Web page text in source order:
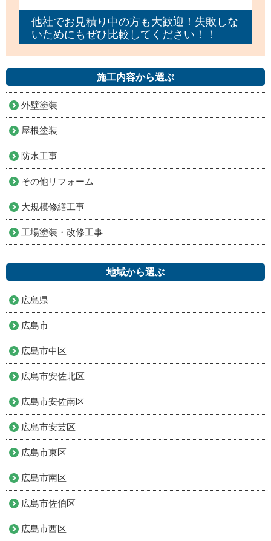
他社でお見積り中の方も大歓迎！失敗しな
いためにもぜひ比較してください！！
施工内容から選ぶ
外壁塗装
屋根塗装
防水工事
その他リフォーム
大規模修繕工事
工場塗装・改修工事
地域から選ぶ
広島県
広島市
広島市中区
広島市安佐北区
広島市安佐南区
広島市安芸区
広島市東区
広島市南区
広島市佐伯区
広島市西区